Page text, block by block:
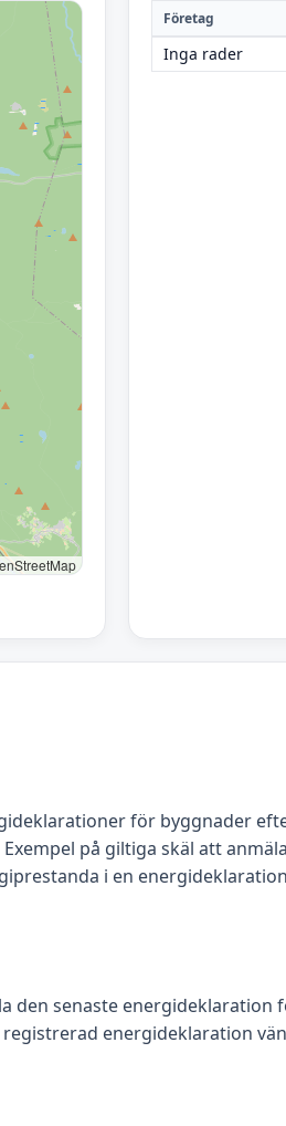
Företag
Inga rader
för byggnader
på giltiga skäl att
i en
den senaste
energideklaration